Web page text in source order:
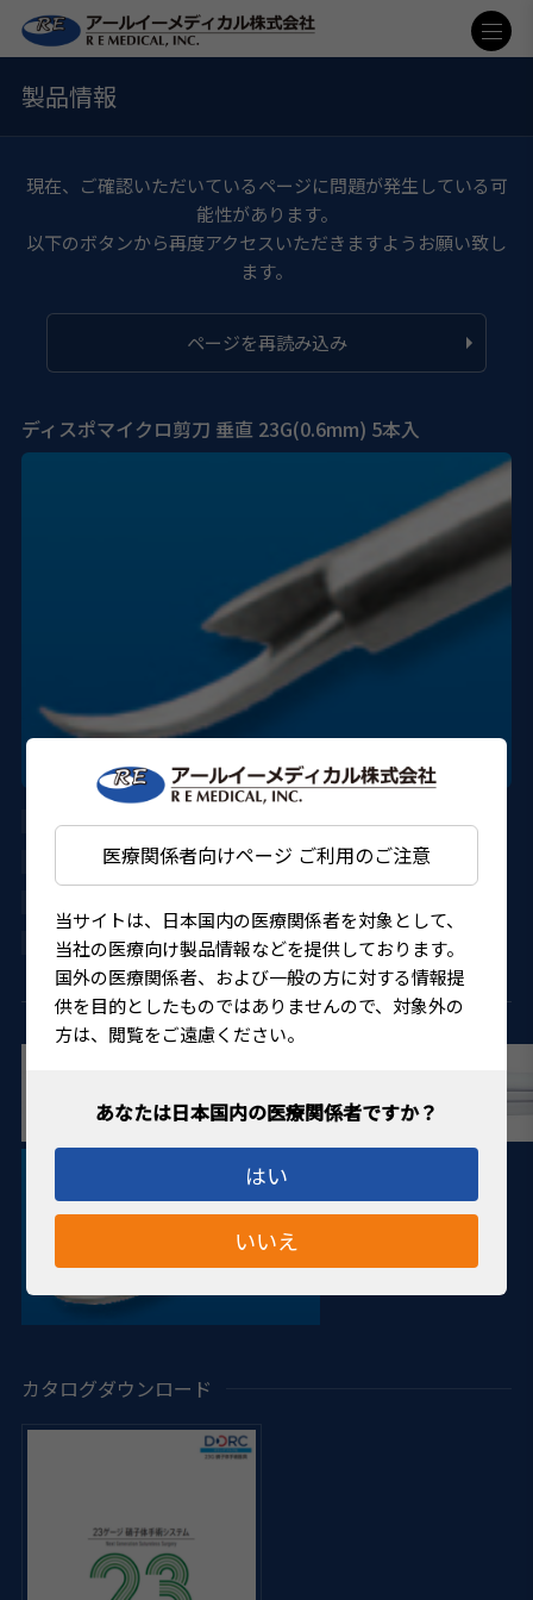
医療関係者向けページ ご利用のご注意
当サイトは、日本国内の医療関係者を対象として、
当社の医療向け製品情報などを提供しております。
国外の医療関係者、および一般の方に対する情報提
供を目的としたものではありませんので、対象外の
方は、閲覧をご遠慮ください。
はい
いいえ
製品情報
現在、ご確認いただいているページに問題が発生している可
能性があります。
以下のボタンから再度アクセスいただきますようお願い致し
ます。
ページを再読み込み
ディスポマイクロ剪刀 垂直 23G(0.6mm) 5本入
AU-1286ED-06S
DORC
4580151301912
カタログダウンロード